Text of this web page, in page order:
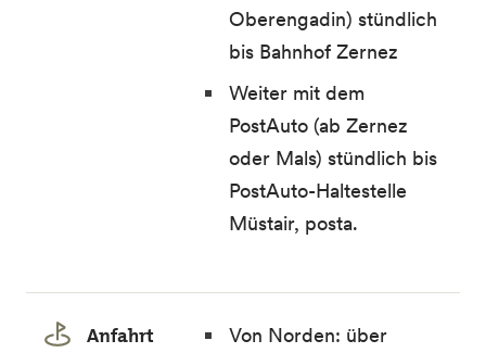
Oberengadin) stündlich
bis Bahnhof Zernez
Weiter mit dem
PostAuto (ab Zernez
oder Mals) stündlich bis
PostAuto-Haltestelle
Müstair, posta.
Anfahrt
Von Norden: über